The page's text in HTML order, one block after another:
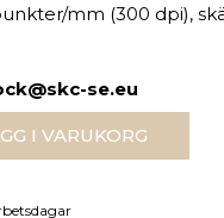
mm (300 dpi),
se.eu
I VARUKORG